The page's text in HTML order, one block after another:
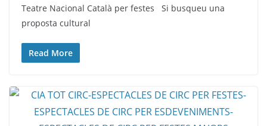
Teatre Nacional Català per festes Si busqueu una
proposta cultural
Read More